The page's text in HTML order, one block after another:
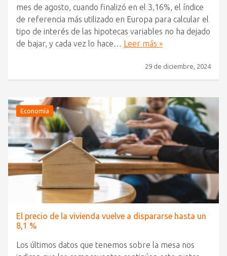
mes de agosto, cuando finalizó en el 3,16%, el índice
de referencia más utilizado en Europa para calcular el
tipo de interés de las hipotecas variables no ha dejado
de bajar, y cada vez lo hace… Leer más »
29 de diciembre, 2024
Economía
El precio de la vivienda vuelve a dispararse hasta un
8,1 %
Los últimos datos que tenemos sobre la mesa nos